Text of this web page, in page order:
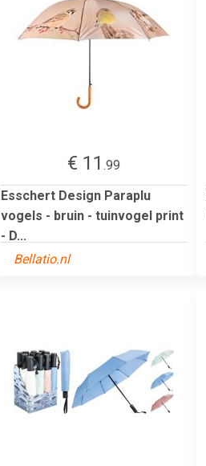
€ 11 .99
Esschert Design Paraplu
vogels - bruin - tuinvogel print
- D...
Bellatio.nl